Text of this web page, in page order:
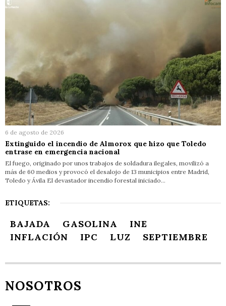
6 de agosto de 2026
Extinguido el incendio de Almorox que hizo que Toledo
entrase en emergencia nacional
El fuego, originado por unos trabajos de soldadura ilegales, movilizó a
más de 60 medios y provocó el desalojo de 13 municipios entre Madrid,
Toledo y Ávila El devastador incendio forestal iniciado…
ETIQUETAS:
BAJADA GASOLINA
INE
INFLACIÓN
IPC LUZ SEPTIEMBRE
NOSOTROS